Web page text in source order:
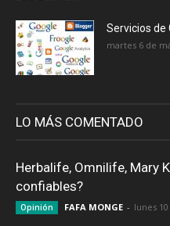
Servicios de
martes 6 de
LO MÁS COMENTADO
Herbalife, Omnilife, Mary
confiables?
Opinión FAFA MONGE - lunes